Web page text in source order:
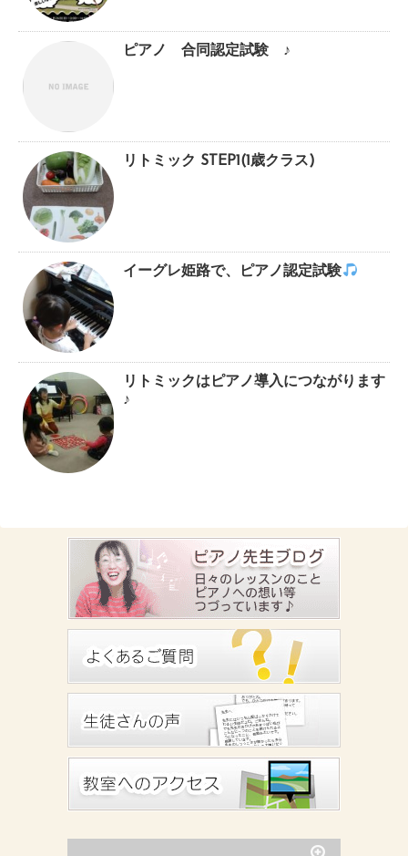
ピアノ 合同認定試験 ♪
リトミック STEP1(1歳クラス)
イーグレ姫路で、ピアノ認定試験
リトミックはピアノ導入につながります
♪